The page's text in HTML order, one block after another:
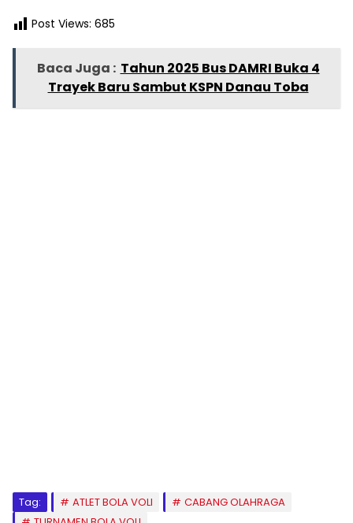
Post Views: 685
Baca Juga : Tahun 2025 Bus DAMRI Buka 4
Trayek Baru Sambut KSPN Danau Toba
Tag: ATLET BOLA VOLI
CABANG OLAHRAGA